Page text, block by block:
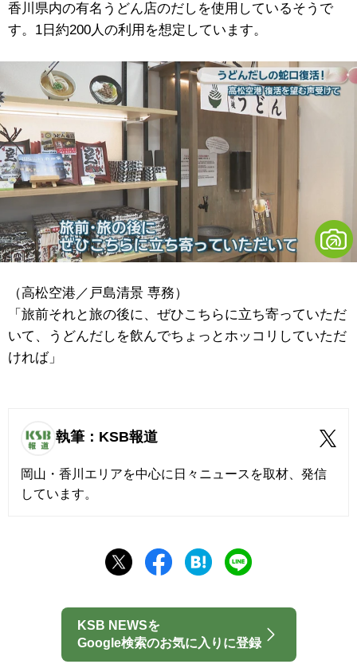
香川県内の有名うどん店のだしを使用しているそうで
す。1日約200人の利用を想定しています。
（高松空港／戸島清景 専務）
「旅前それと旅の後に、ぜひこちらに立ち寄っていただ
いて、うどんだしを飲んでちょっとホッコリしていただ
ければ」
執筆：KSB報道
岡山・香川エリアを中心に日々ニュースを取材、発信
しています。
KSB NEWSを
Google検索のお気に入りに登録